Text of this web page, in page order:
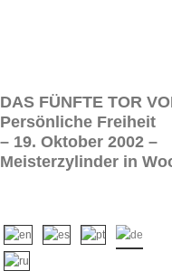
DAS FÜNFTE TOR
Persönliche Freiheit
– 19. Oktober 2002 –
Meisterzylinder in